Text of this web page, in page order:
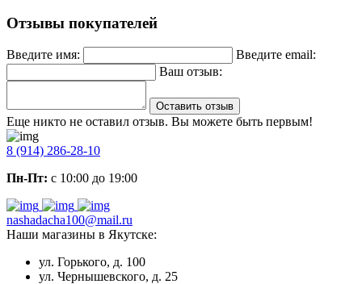
Отзывы покупателей
Введите имя:
Введите email:
Ваш отзыв:
Оставить отзыв
Еще никто не оставил отзыв. Вы можете быть первым!
8 (914) 286-28-10
Пн-Пт: с 10:00 до 19:00
nashadacha100@mail.ru
Наши магазины в Якутске:
ул. Горького, д. 100
ул. Чернышевского, д. 25